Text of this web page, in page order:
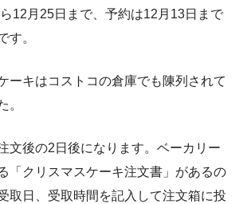
12月25日まで、予約は12月13日まで
す。
ーキはコストコの倉庫でも陳列されて
。
文後の2日後になります。ベーカリー
「クリスマスケーキ注文書」があるの
取日、受取時間を記入して注文箱に投